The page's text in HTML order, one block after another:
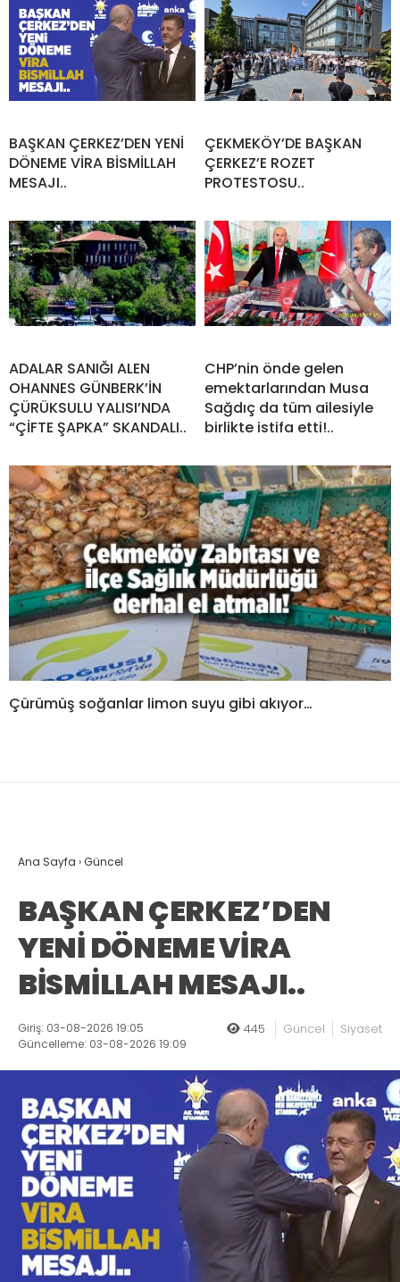
BAŞKAN ÇERKEZ’DEN YENİ
DÖNEME VİRA BİSMİLLAH
MESAJI..
ÇEKMEKÖY’DE BAŞKAN
ÇERKEZ’E ROZET
PROTESTOSU..
ADALAR SANIĞI ALEN
OHANNES GÜNBERK’İN
ÇÜRÜKSULU YALISI’NDA
“ÇİFTE ŞAPKA” SKANDALI..
CHP’nin önde gelen
emektarlarından Musa
Sağdıç da tüm ailesiyle
birlikte istifa etti!..
Çürümüş soğanlar limon suyu gibi akıyor…
Ana Sayfa ›Güncel
BAŞKAN ÇERKEZ’DEN
YENİ DÖNEME VİRA
BİSMİLLAH MESAJI..
Giriş: 03-08-2026 19:05
Güncelleme: 03-08-2026 19:09
445 Güncel Siyaset